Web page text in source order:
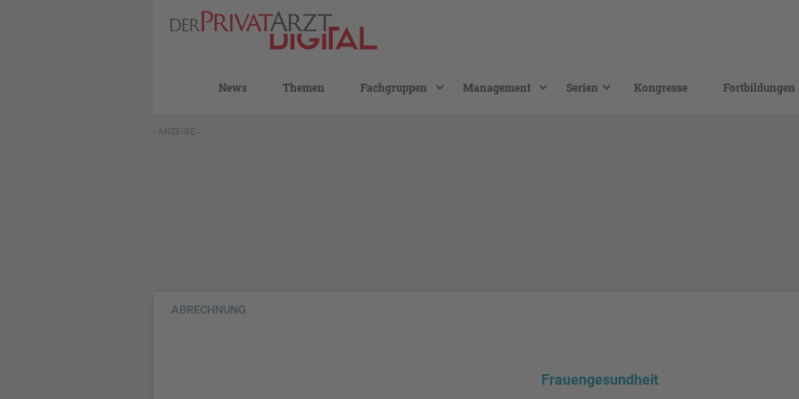
News Themen Fachgruppen Management Serien Kongresse Fortbildungen
- ANZEIGE -
ABRECHNUNG
Frauengesundheit